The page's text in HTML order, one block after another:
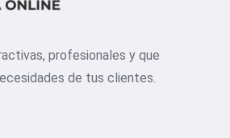
profesionales y que
de tus clientes.